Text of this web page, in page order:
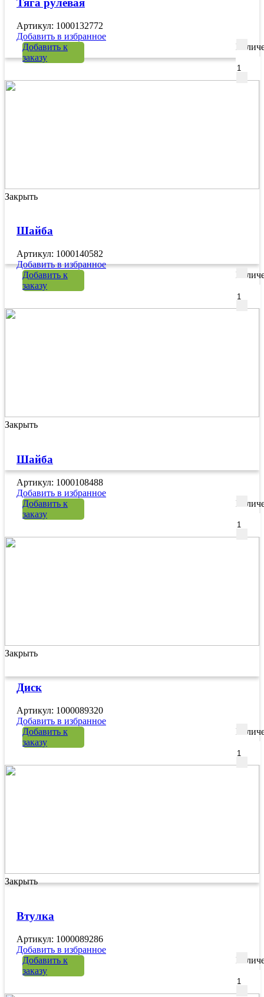
Тяга рулевая
Артикул: 1000132772
Добавить в избранное
Добавить к
заказу
Закрыть
Шайба
Артикул: 1000140582
Добавить в избранное
Добавить к
заказу
Закрыть
Шайба
Артикул: 1000108488
Добавить в избранное
Добавить к
заказу
Закрыть
Диск
Артикул: 1000089320
Добавить в избранное
Добавить к
заказу
Закрыть
Втулка
Артикул: 1000089286
Добавить в избранное
Добавить к
заказу